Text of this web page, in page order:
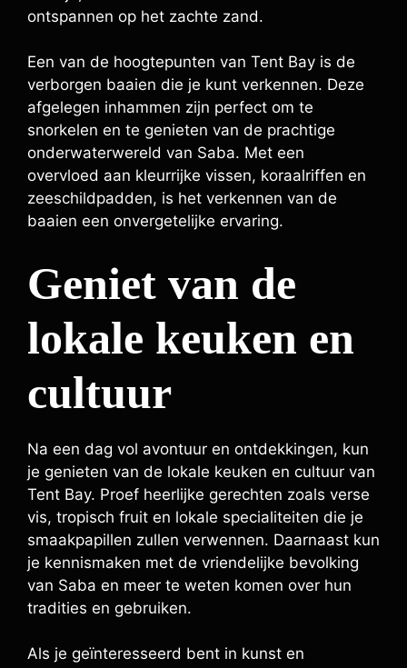
ontspannen op het zachte zand.
Een van de hoogtepunten van Tent Bay is de
verborgen baaien die je kunt verkennen. Deze
afgelegen inhammen zijn perfect om te
snorkelen en te genieten van de prachtige
onderwaterwereld van Saba. Met een
overvloed aan kleurrijke vissen, koraalriffen en
zeeschildpadden, is het verkennen van de
baaien een onvergetelijke ervaring.
Geniet van de
lokale keuken en
cultuur
Na een dag vol avontuur en ontdekkingen, kun
je genieten van de lokale keuken en cultuur van
Tent Bay. Proef heerlijke gerechten zoals verse
vis, tropisch fruit en lokale specialiteiten die je
smaakpapillen zullen verwennen. Daarnaast kun
je kennismaken met de vriendelijke bevolking
van Saba en meer te weten komen over hun
tradities en gebruiken.
Als je geïnteresseerd bent in kunst en